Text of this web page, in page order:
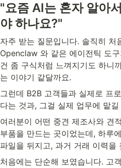
"요즘 AI는 혼자 알아
야 하나요?"
자주 받는 질문입니다. 솔직히
Openclaw 와 같은 에이전틱 도
건 좀 구식처럼 느껴지기도 하니
는 이야기 같달까요.
그런데 B2B 고객들과 실제로 프
다는 것과, 그걸 실제 업무에 맡
여러분이 어떤 중견 제조사와 견
부품을 만드는 곳이었는데, 하루
파일을 뒤지고, 과거 거래 이력
처음에는 단순해 보였습니다. 고